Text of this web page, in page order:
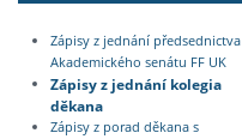
Zápisy z jednání předsednictva
Akademického senátu FF UK
Zápisy z jednání kolegia
děkana
Zápisy z porad děkana s